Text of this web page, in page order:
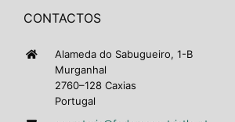
CONTACTOS
Alameda do Sabugueiro, 1-B
Murganhal
2760–128 Caxias
Portugal